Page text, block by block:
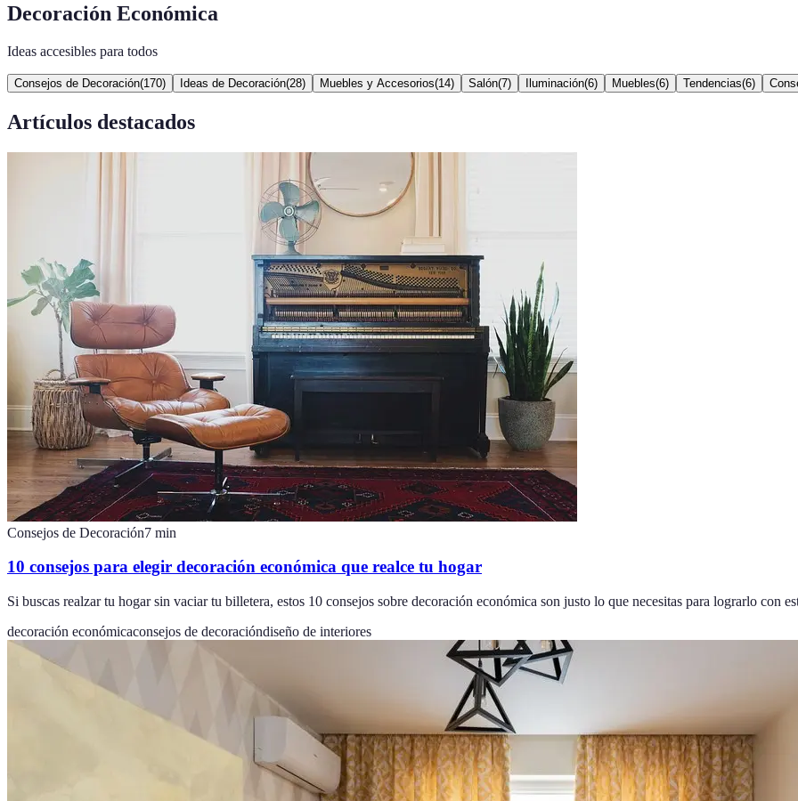
Decoración Económica
Ideas accesibles para todos
Consejos de Decoración(170) Ideas de Decoración(28) Muebles y Accesorios(14) Salón(7) Iluminación(6) Muebles(6) Tendencias(6)
Artículos destacados
Consejos de Decoración7 min
10 consejos para elegir decoración económica que realce tu hogar
Si buscas realzar tu hogar sin vaciar tu billetera, estos 10 consejos sobre decoración económica son justo lo que necesitas para lograrlo con
decoración económicaconsejos de decoracióndiseño de interiores